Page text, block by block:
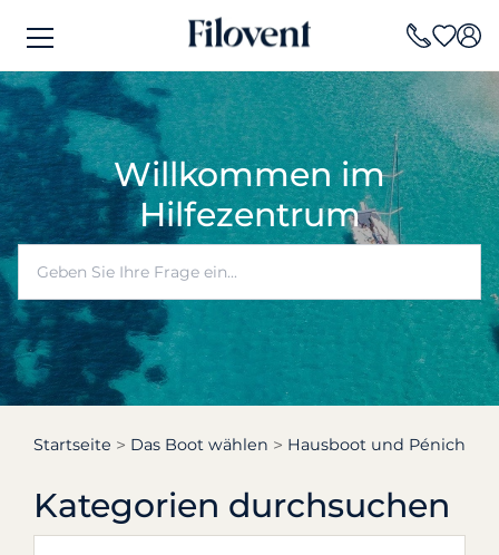
Willkommen im
Hilfezentrum
Startseite Das Boot wählen Hausboot und Pénichette
Kategorien durchsuchen